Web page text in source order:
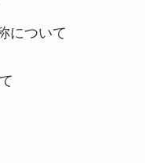
について